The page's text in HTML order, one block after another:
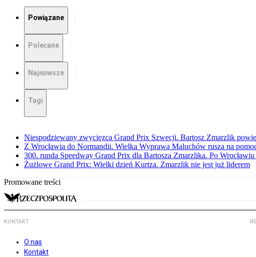
Powiązane
Polecane
Najnowsze
Tagi
Niespodziewany zwycięzca Grand Prix Szwecji. Bartosz Zmarzlik
Z Wrocławia do Normandii. Wielka Wyprawa Maluchów rusza na
300. runda Speedway Grand Prix dla Bartosza Zmarzlika. Po
Żużlowe Grand Prix: Wielki dzień Kurtza. Zmarzlik nie jest już liderem
Promowane treści
KONTAKT
O nas
Kontakt